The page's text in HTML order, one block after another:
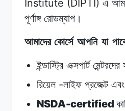
Institute (DIPTI) এ
পূর্ণাঙ্গ রোডম্যাপ।
আমাদের কোর্সে আপনি যা
ইন্ডাস্ট্রি এক্সপার্ট মেন্টরদের
রিয়েল-লাইফ প্রজেক্ট এবং
NSDA-certified